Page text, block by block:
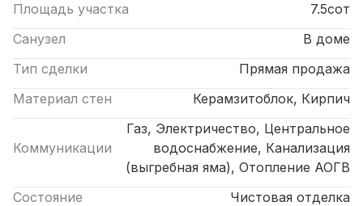
Площадь участка
7.5сот
Санузел
В доме
Тип сделки
Прямая продажа
Материал стен
Керамзитоблок, Кирпич
Коммуникации
Газ, Электричество, Центральное
водоснабжение, Канализация
(выгребная яма), Отопление АОГВ
Состояние
Чистовая отделка